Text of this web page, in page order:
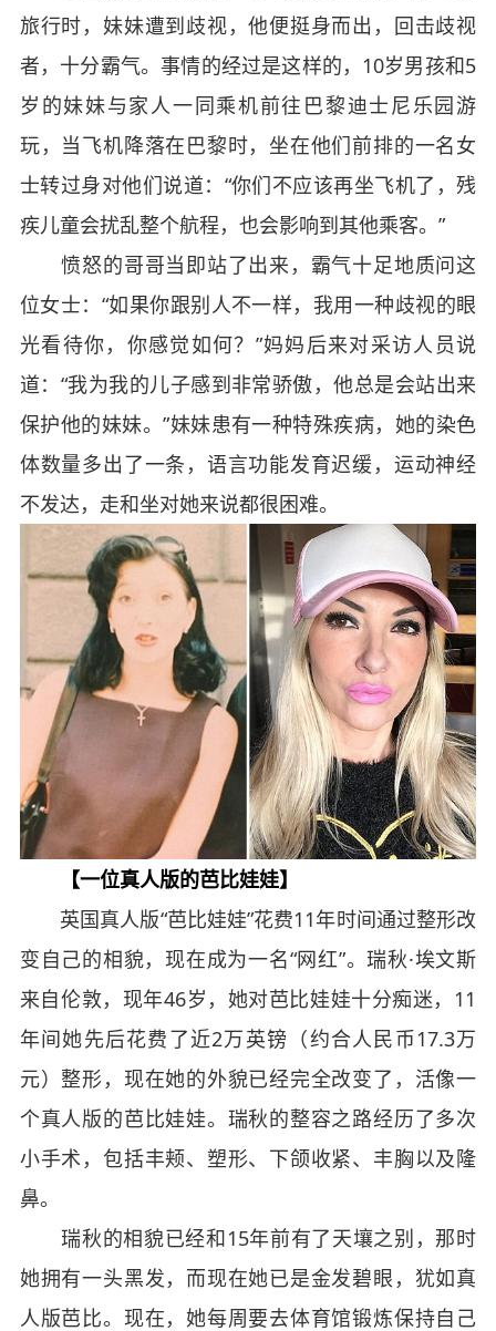
旅行时，妹妹遭到歧视，他便挺身而出，回击歧视
者，十分霸气。事情的经过是这样的，10岁男孩和5
岁的妹妹与家人一同乘机前往巴黎迪士尼乐园游
玩，当飞机降落在巴黎时，坐在他们前排的一名女
士转过身对他们说道：“你们不应该再坐飞机了，残
疾儿童会扰乱整个航程，也会影响到其他乘客。”
愤怒的哥哥当即站了出来，霸气十足地质问这
位女士：“如果你跟别人不一样，我用一种歧视的眼
光看待你，你感觉如何？”妈妈后来对采访人员说
道：“我为我的儿子感到非常骄傲，他总是会站出来
保护他的妹妹。”妹妹患有一种特殊疾病，她的染色
体数量多出了一条，语言功能发育迟缓，运动神经
不发达，走和坐对她来说都很困难。
【一位真人版的芭比娃娃】
英国真人版“芭比娃娃”花费11年时间通过整形改
变自己的相貌，现在成为一名“网红”。瑞秋·埃文斯
来自伦敦，现年46岁，她对芭比娃娃十分痴迷，11
年间她先后花费了近2万英镑（约合人民币17.3万
元）整形，现在她的外貌已经完全改变了，活像一
个真人版的芭比娃娃。瑞秋的整容之路经历了多次
小手术，包括丰颊、塑形、下颌收紧、丰胸以及隆
鼻。
瑞秋的相貌已经和15年前有了天壤之别，那时
她拥有一头黑发，而现在她已是金发碧眼，犹如真
人版芭比。现在，她每周要去体育馆锻炼保持自己